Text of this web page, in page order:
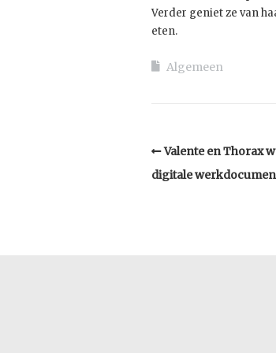
Verder geniet ze van
eten.
Algemeen
Valente en Thorax
digitale